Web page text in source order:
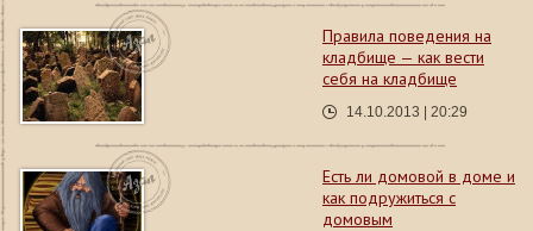
Правила поведения на
кладбище — как вести
себя на кладбище
14.10.2013 | 20:29
Есть ли домовой в доме и
как подружиться с
домовым